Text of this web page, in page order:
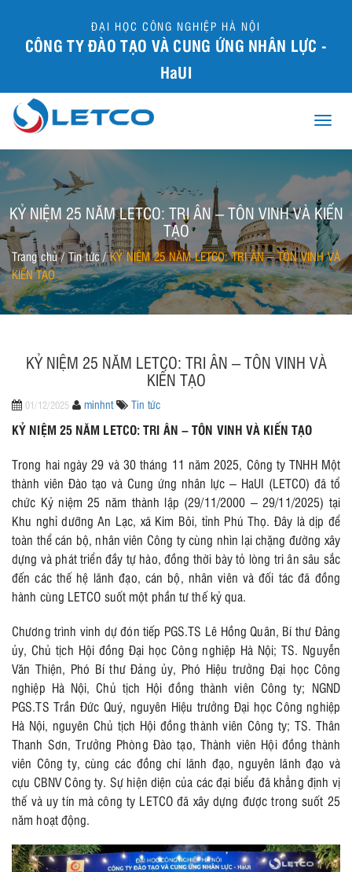
ĐẠI HỌC CÔNG NGHIỆP HÀ NỘI
CÔNG TY ĐÀO TẠO VÀ CUNG ỨNG NHÂN LỰC -
HaUI
Toggle
KỶ NIỆM 25 NĂM LETCO: TRI ÂN – TÔN VINH VÀ KIẾN
TẠO
Trang chủ/Tin tức/KỶ NIỆM 25 NĂM LETCO: TRI ÂN – TÔN VINH VÀ
KIẾN TẠO
KỶ NIỆM 25 NĂM LETCO: TRI ÂN – TÔN VINH VÀ
KIẾN TẠO
01/12/2025 minhnt Tin tức
KỶ NIỆM 25 NĂM LETCO: TRI ÂN – TÔN VINH VÀ KIẾN TẠO
Trong hai ngày 29 và 30 tháng 11 năm 2025, Công ty TNHH Một
thành viên Đào tạo và Cung ứng nhân lực – HaUI (LETCO) đã tổ
chức Kỷ niệm 25 năm thành lập (29/11/2000 – 29/11/2025) tại
Khu nghỉ dưỡng An Lạc, xã Kim Bôi, tỉnh Phú Thọ. Đây là dịp để
toàn thể cán bộ, nhân viên Công ty cùng nhìn lại chặng đường xây
dựng và phát triển đầy tự hào, đồng thời bày tỏ lòng tri ân sâu sắc
đến các thế hệ lãnh đạo, cán bộ, nhân viên và đối tác đã đồng
hành cùng LETCO suốt một phần tư thế kỷ qua.
Chương trình vinh dự đón tiếp PGS.TS Lê Hồng Quân, Bí thư Đảng
ủy, Chủ tịch Hội đồng Đại học Công nghiệp Hà Nội; TS. Nguyễn
Văn Thiện, Phó Bí thư Đảng ủy, Phó Hiệu trưởng Đại học Công
nghiệp Hà Nội, Chủ tịch Hội đồng thành viên Công ty; NGND
PGS.TS Trần Đức Quý, nguyên Hiệu trưởng Đại học Công nghiệp
Hà Nội, nguyên Chủ tịch Hội đồng thành viên Công ty; TS. Thân
Thanh Sơn, Trưởng Phòng Đào tạo, Thành viên Hội đồng thành
viên Công ty, cùng các đồng chí lãnh đạo, nguyên lãnh đạo và
cựu CBNV Công ty. Sự hiện diện của các đại biểu đã khẳng định vị
thế và uy tín mà công ty LETCO đã xây dựng được trong suốt 25
năm hoạt động.